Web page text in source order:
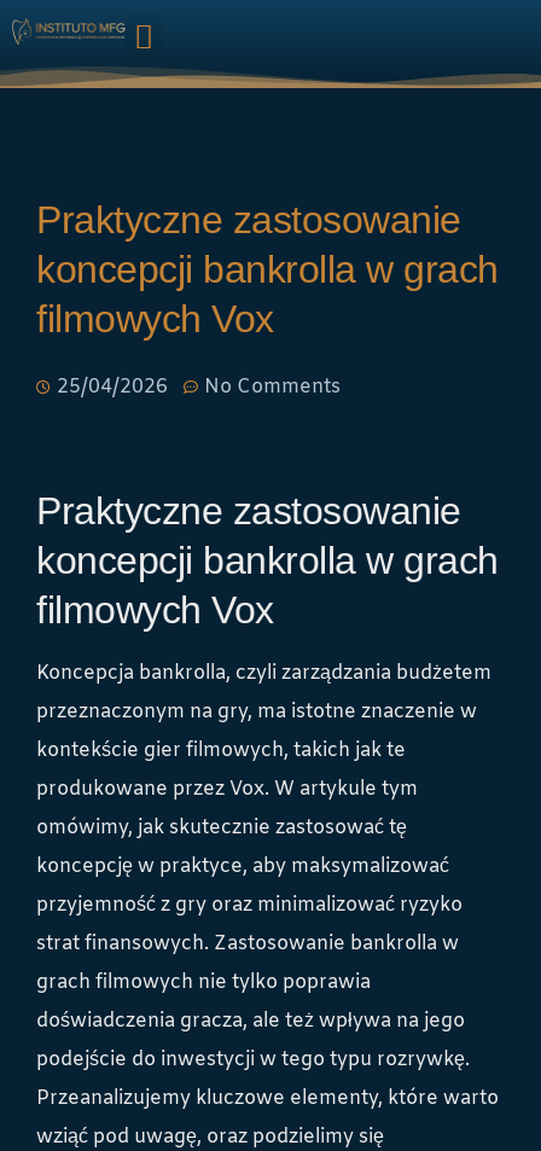
Praktyczne zastosowanie
koncepcji bankrolla w grach
filmowych Vox
25/04/2026 No Comments
Praktyczne zastosowanie
koncepcji bankrolla w grach
filmowych Vox
Koncepcja bankrolla, czyli zarządzania budżetem
przeznaczonym na gry, ma istotne znaczenie w
kontekście gier filmowych, takich jak te
produkowane przez Vox. W artykule tym
omówimy, jak skutecznie zastosować tę
koncepcję w praktyce, aby maksymalizować
przyjemność z gry oraz minimalizować ryzyko
strat finansowych. Zastosowanie bankrolla w
grach filmowych nie tylko poprawia
doświadczenia gracza, ale też wpływa na jego
podejście do inwestycji w tego typu rozrywkę.
Przeanalizujemy kluczowe elementy, które warto
wziąć pod uwagę, oraz podzielimy się